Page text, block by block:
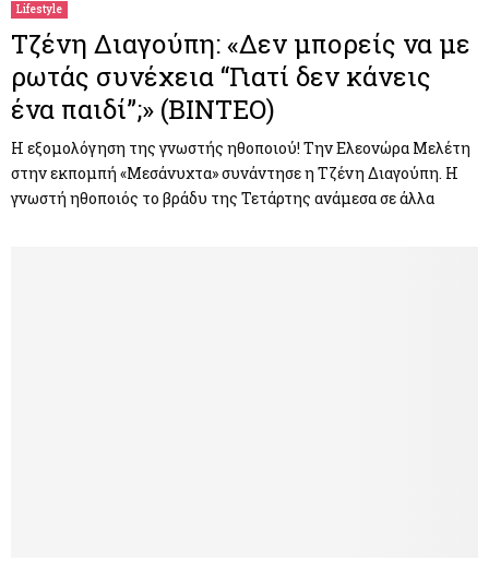
Lifestyle
Τζένη Διαγούπη: «Δεν μπορείς να με
ρωτάς συνέχεια “Γιατί δεν κάνεις
ένα παιδί”;» (BINTEO)
H εξομολόγηση της γνωστής ηθοποιού! Την Ελεονώρα Μελέτη
στην εκπομπή «Μεσάνυχτα» συνάντησε η Τζένη Διαγούπη. Η
γνωστή ηθοποιός το βράδυ της Τετάρτης ανάμεσα σε άλλα